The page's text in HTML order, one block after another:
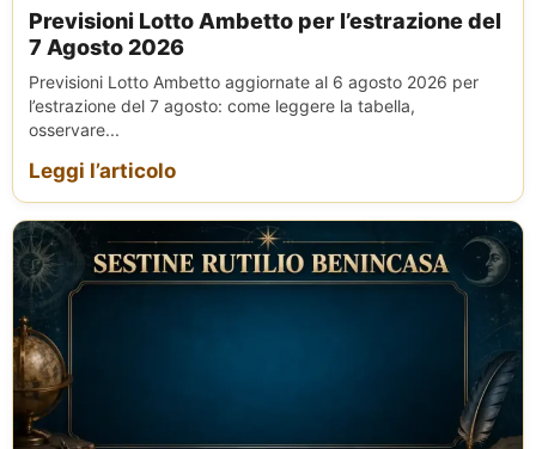
Previsioni Lotto Ambetto per l’estrazione del
7 Agosto 2026
Previsioni Lotto Ambetto aggiornate al 6 agosto 2026 per
l’estrazione del 7 agosto: come leggere la tabella,
osservare...
Leggi l’articolo